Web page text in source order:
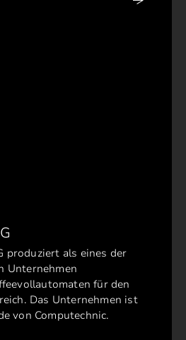
produziert als eines der
Unternehmen
für den
Das Unternehmen ist
von Computechnic.